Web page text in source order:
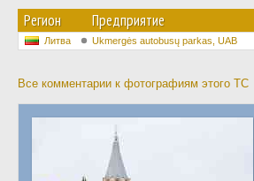
Регион Предприятие
Литва Ukmergės autobusų parkas, UAB
Все комментарии к фотографиям этого ТС